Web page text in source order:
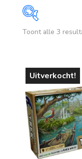
16 18
Op
leeftijd
vanaf 1
vanaf 4 jaar
Toont alle 3
Uitverkocht!